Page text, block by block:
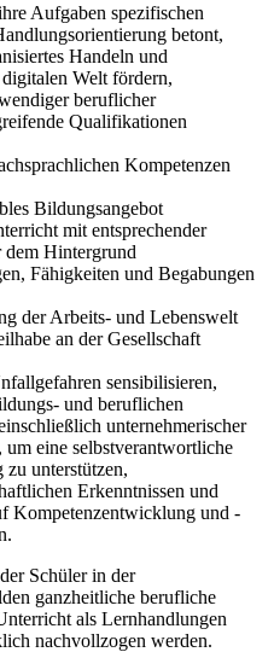
Aufgaben spezifischen
betont,
Handeln und
Welt fördern,
beruflicher
Qualifikationen
Kompetenzen
Bildungsangebot
mit entsprechender
Hintergrund
Fähigkeiten und Begabungen
der Arbeits- und Lebenswelt
an der Gesellschaft
sensibilisieren,
und beruflichen
unternehmerischer
um eine selbstverantwortliche
unterstützen,
Erkenntnissen und
Kompetenzentwicklung und -
Schüler in der
ganzheitliche berufliche
als Lernhandlungen
nachvollzogen werden.